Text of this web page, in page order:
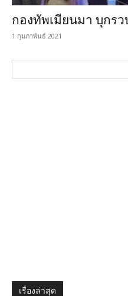
กองทัพเมียนมา บุกรว
1 กุมภาพันธ์ 2021
เรื่องล่าสุด